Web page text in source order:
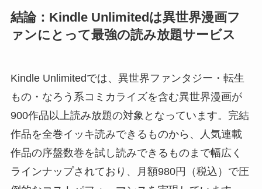
結論：Kindle Unlimitedは異世界漫画フ
ァンにとって最強の読み放題サービス
Kindle Unlimitedでは、異世界ファンタジー・転生
もの・なろう系コミカライズを含む異世界漫画が
900作品以上読み放題の対象となっています。完結
作品を全巻イッキ読みできるものから、人気連載
作品の序盤数巻を試し読みできるものまで幅広く
ラインナップされており、月額980円（税込）で圧